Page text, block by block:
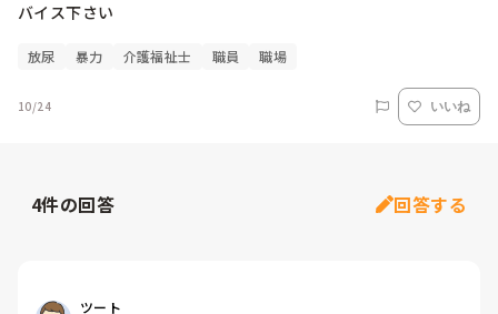
バイス下さい
放尿 暴力 介護福祉士 職員 職場
10/24 いいね
4件の回答 回答する
ツート